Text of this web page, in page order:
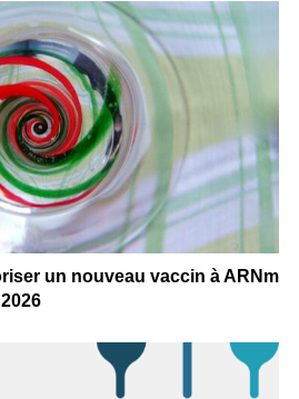
un nouveau vaccin à ARNm